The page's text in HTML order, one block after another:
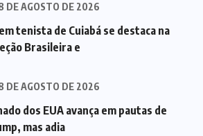
DE AGOSTO DE 2026
tenista de Cuiabá se destaca na
Brasileira e
DE AGOSTO DE 2026
dos EUA avança em pautas de
mas adia